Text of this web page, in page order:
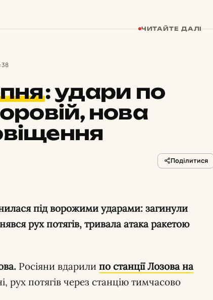
ЧИТАЙТЕ ДАЛІ
:удари по
нова
Поділитися
рух потягів, тривала атака ракетою
Росіяни вдарили по станції Лозова на
рух потягів через станцію тимчасово